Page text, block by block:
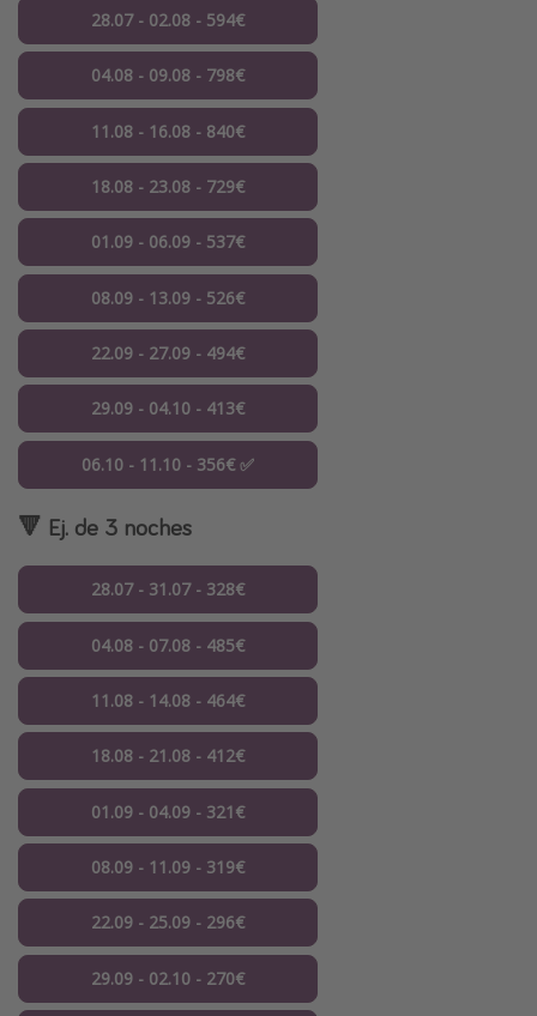
28.07 - 02.08 - 594€
04.08 - 09.08 - 798€
11.08 - 16.08 - 840€
18.08 - 23.08 - 729€
01.09 - 06.09 - 537€
08.09 - 13.09 - 526€
22.09 - 27.09 - 494€
29.09 - 04.10 - 413€
06.10 - 11.10 - 356€ ✅
🔻 Ej. de 3 noches
28.07 - 31.07 - 328€
04.08 - 07.08 - 485€
11.08 - 14.08 - 464€
18.08 - 21.08 - 412€
01.09 - 04.09 - 321€
08.09 - 11.09 - 319€
22.09 - 25.09 - 296€
29.09 - 02.10 - 270€